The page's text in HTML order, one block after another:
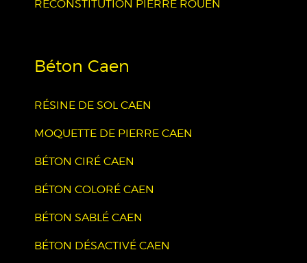
RECONSTITUTION PIERRE ROUEN
Béton Caen
RÉSINE DE SOL CAEN
MOQUETTE DE PIERRE CAEN
BÉTON CIRÉ CAEN
BÉTON COLORÉ CAEN
BÉTON SABLÉ CAEN
BÉTON DÉSACTIVÉ CAEN